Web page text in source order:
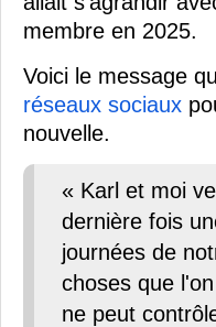
membre en 2025.
Voici le message
réseaux sociaux
nouvelle.
« Karl et moi
dernière fois
journées de
choses que
ne peut